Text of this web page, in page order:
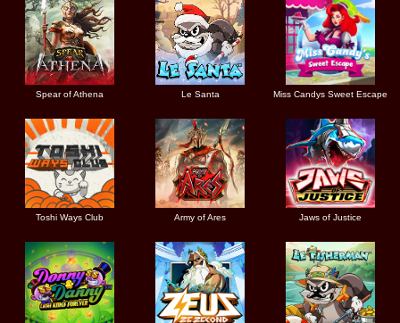
Spear of Athena Le Santa Miss Candys Sweet Escape
Toshi Ways Club Army of Ares Jaws of Justice